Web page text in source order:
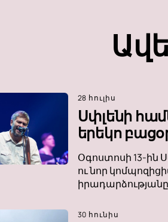
28 հուլիս
Սփլենի
երեկո
Օգոստոսի 13-ին
ու նոր
30 հունիս